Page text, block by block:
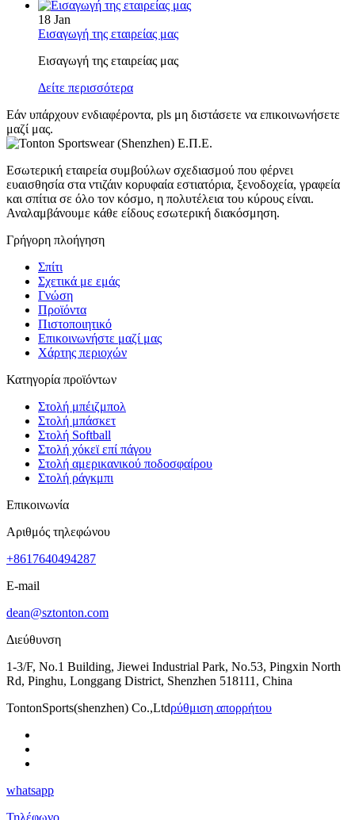
18 Jan
Εισαγωγή της εταιρείας μας
Εισαγωγή της εταιρείας μας
Δείτε περισσότερα
Εάν υπάρχουν ενδιαφέροντα, pls μη διστάσετε να επικοινωνήσετε
μαζί μας.
Εσωτερική εταιρεία συμβούλων σχεδιασμού που φέρνει
ευαισθησία στα ντιζάιν κορυφαία εστιατόρια, ξενοδοχεία, γραφεία
και σπίτια σε όλο τον κόσμο, η πολυτέλεια του κύρους είναι.
Αναλαμβάνουμε κάθε είδους εσωτερική διακόσμηση.
Γρήγορη πλοήγηση
Σπίτι
Σχετικά με εμάς
Γνώση
Προϊόντα
Πιστοποιητικό
Επικοινωνήστε μαζί μας
Χάρτης περιοχών
Κατηγορία προϊόντων
Στολή μπέιζμπολ
Στολή μπάσκετ
Στολή Softball
Στολή χόκεϊ επί πάγου
Στολή αμερικανικού ποδοσφαίρου
Στολή ράγκμπι
Επικοινωνία
Αριθμός τηλεφώνου
+8617640494287
E-mail
dean@sztonton.com
Διεύθυνση
1-3/F, No.1 Building, Jiewei Industrial Park, No.53, Pingxin North
Rd, Pinghu, Longgang District, Shenzhen 518111, China
TontonSports(shenzhen) Co.,Ltdρύθμιση απορρήτου
whatsapp
Τηλέφωνο